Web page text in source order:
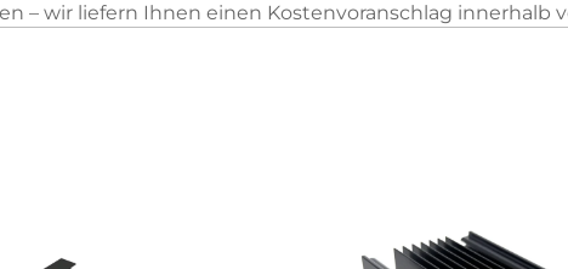
– wir liefern Ihnen einen Kostenvoranschlag innerhalb